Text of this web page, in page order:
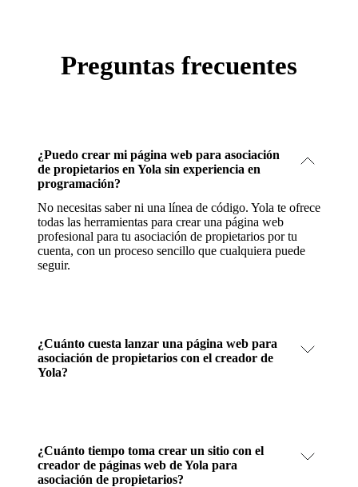
Preguntas frecuentes
¿Puedo crear mi página web para asociación
de propietarios en Yola sin experiencia en
programación?
No necesitas saber ni una línea de código. Yola te ofrece
todas las herramientas para crear una página web
profesional para tu asociación de propietarios por tu
cuenta, con un proceso sencillo que cualquiera puede
seguir.
¿Cuánto cuesta lanzar una página web para
asociación de propietarios con el creador de
Yola?
¿Cuánto tiempo toma crear un sitio con el
creador de páginas web de Yola para
asociación de propietarios?